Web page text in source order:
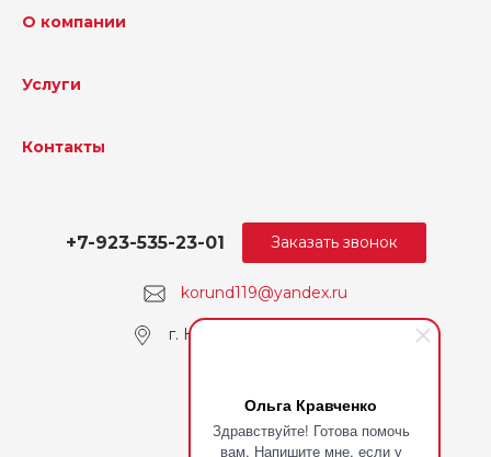
Ольга Кравченко
Здравствуйте! Готова помочь
вам. Напишите мне, если у
О компании
Услуги
Контакты
korund119@yandex.ru
+7-923-535-23-01
г. Кемерово, пр. Ленина
Заказать звонок